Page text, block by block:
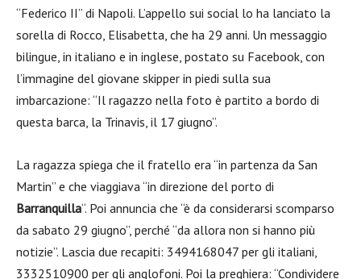
“Federico II” di Napoli. L’appello sui social lo ha lanciato la
sorella di Rocco, Elisabetta, che ha 29 anni. Un messaggio
bilingue, in italiano e in inglese, postato su Facebook, con
l’immagine del giovane skipper in piedi sulla sua
imbarcazione: “Il ragazzo nella foto è partito a bordo di
questa barca, la Trinavis, il 17 giugno”.
La ragazza spiega che il fratello era “in partenza da San
Martin” e che viaggiava “in direzione del porto di
Barranquilla“. Poi annuncia che “è da considerarsi scomparso
da sabato 29 giugno”, perché “da allora non si hanno più
notizie”. Lascia due recapiti: 3494168047 per gli italiani,
3332510900 per gli anglofoni. Poi la preghiera: “Condividere